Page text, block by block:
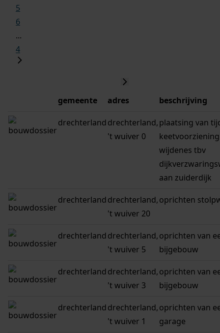
5
6
...
4
gemeente adres beschrijving
drechterlanddrechterland,
't wuiver 0
plaatsing van
wijdenes tbv
aan zuiderdijk
drechterlanddrechterland,
't wuiver 20
oprichten
drechterlanddrechterland,
't wuiver 5
oprichten van
bijgebouw
drechterlanddrechterland,
't wuiver 3
oprichten van
bijgebouw
drechterlanddrechterland,
't wuiver 1
oprichten van
garage